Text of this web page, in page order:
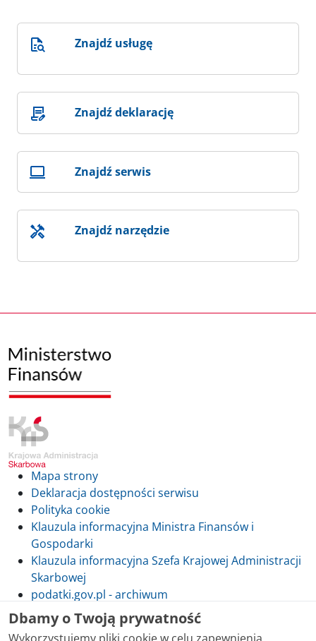
Znajdź usługę
Znajdź deklarację
Znajdź serwis
Znajdź narzędzie
Mapa strony
Deklaracja dostępności serwisu
Polityka cookie
Klauzula informacyjna Ministra Finansów i
Gospodarki
Klauzula informacyjna Szefa Krajowej Administracji
Skarbowej
podatki.gov.pl - archiwum
Dbamy o Twoją prywatność